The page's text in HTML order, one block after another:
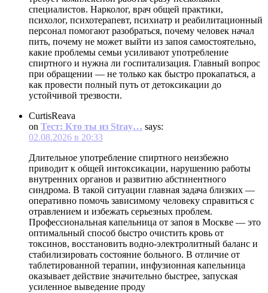
специалистов. Нарколог, врач общей практики,
психолог, психотерапевт, психиатр и реабилитационный
персонал помогают разобраться, почему человек начал
пить, почему не может выйти из запоя самостоятельно,
какие проблемы семьи усиливают употребление
спиртного и нужна ли госпитализация. Главный вопрос
при обращении — не только как быстро прокапаться, а
как провести полный путь от детоксикации до
устойчивой трезвости.
CurtisReava
on Тест: Кто ты из Stray… says:
02.08.2026 в 20:33
Длительное употребление спиртного неизбежно
приводит к общей интоксикации, нарушению работы
внутренних органов и развитию абстинентного
синдрома. В такой ситуации главная задача близких —
оперативно помочь зависимому человеку справиться с
отравлением и избежать серьезных проблем.
Профессиональная капельница от запоя в Москве — это
оптимальный способ быстро очистить кровь от
токсинов, восстановить водно-электролитный баланс и
стабилизировать состояние больного. В отличие от
таблетированной терапии, инфузионная капельница
оказывает действие значительно быстрее, запуская
усиленное выведение проду